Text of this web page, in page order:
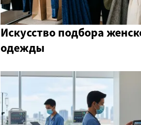
Искусство подбора
одежды